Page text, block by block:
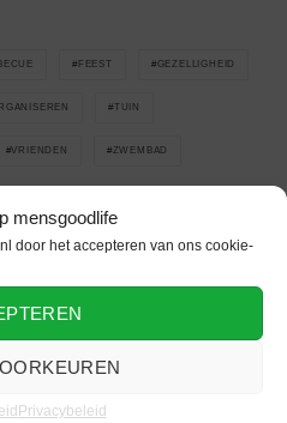
mensgoodlife
door het accepteren van ons cookie-
Privacybeleid
FEEST GEZELLIGHEID
TUIN
VRIENDEN ZWEMBAD